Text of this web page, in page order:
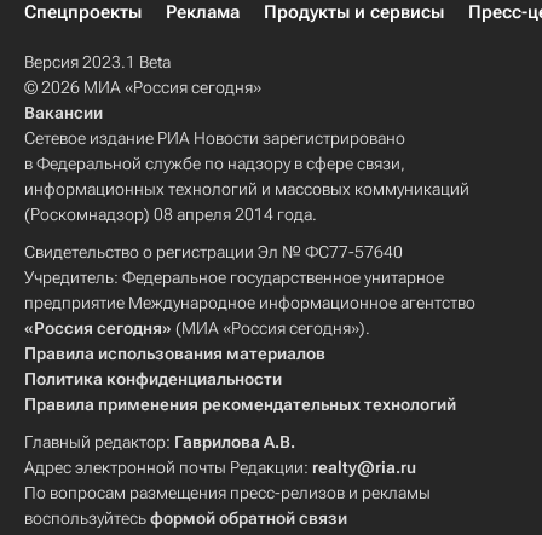
Спецпроекты
Реклама Продукты и сервисы Пресс-
Версия 2023.1 Beta
© 2026 МИА «Россия сегодня»
Вакансии
Сетевое издание РИА Новости зарегистрировано
в Федеральной службе по надзору в сфере связи,
информационных технологий и массовых коммуникаций
(Роскомнадзор) 08 апреля 2014 года.
Свидетельство о регистрации Эл № ФС77-57640
Учредитель: Федеральное государственное унитарное
предприятие Международное информационное агентство
«Россия сегодня» (МИА «Россия сегодня»).
Правила использования материалов
Политика конфиденциальности
Правила применения рекомендательных технологий
Главный редактор: Гаврилова А.В.
Адрес электронной почты Редакции: realty@ria.ru
По вопросам размещения пресс-релизов и рекламы
воспользуйтесьформой обратной связи